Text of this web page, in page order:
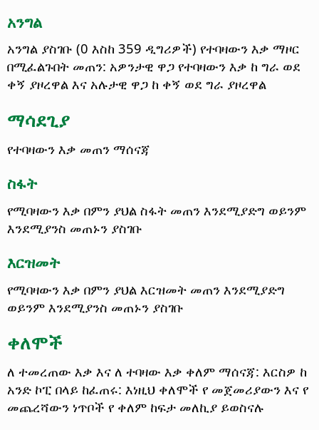
አንግል
አንግል ያስገቡ (0 እስከ 359 ዲግሪዎች) የተባዛውን እቃ ማዞር
በሚፈልጉበት መጠን: አዎንታዊ ዋጋ የተባዛውን እቃ ከ ግራ ወደ
ቀኝ ያዞረዋል እና አሉታዊ ዋጋ ከ ቀኝ ወደ ግራ ያዞረዋል
ማሳደጊያ
የተባዛውን እቃ መጠን ማሰናጃ
ስፋት
የሚባዛውን እቃ በምን ያህል ስፋት መጠን እንደሚያድግ ወይንም
እንደሚያንስ መጠኑን ያስገቡ
እርዝመት
የሚባዛውን እቃ በምን ያህል እርዝመት መጠን እንደሚያድግ
ወይንም እንደሚያንስ መጠኑን ያስገቡ
ቀለሞች
ለ ተመረጠው እቃ እና ለ ተባዛው እቃ ቀለም ማሰናጃ: እርስዎ ከ
አንድ ኮፒ በላይ ከፈጠሩ: እነዚህ ቀለሞች የ መጀመሪያውን እና የ
መጨረሻውን ነጥቦች የ ቀለም ከፍታ መለኪያ ይወስናሉ